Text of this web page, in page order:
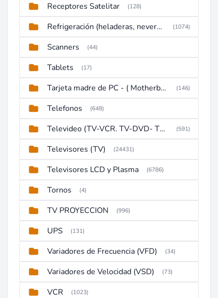
Receptores Satelitar (128)
Refrigeración (heladeras, neveras, congeladores) (1074)
Scanners (44)
Tablets (17)
Tarjeta madre de PC - ( Motherboard ) (146)
Telefonos (648)
Televideo (TV-VCR. TV-DVD- TV-DVD-VCR) (591)
Televisores (TV) (24431)
Televisores LCD y Plasma (6786)
Tornos (4)
TV PROYECCION (996)
UPS (131)
Variadores de Frecuencia (VFD) (34)
Variadores de Velocidad (VSD) (73)
VCR (1023)